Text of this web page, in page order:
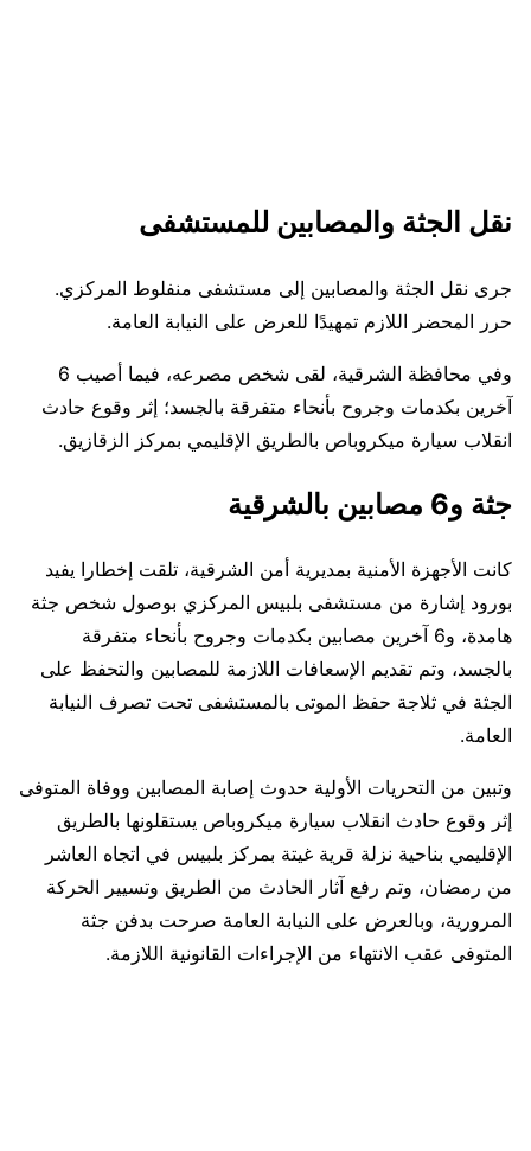
نقل الجثة والمصابين للمستشفى
جرى نقل الجثة والمصابين إلى مستشفى منفلوط المركزي.
حرر المحضر اللازم تمهيدًا للعرض على النيابة العامة.
وفي محافظة الشرقية، لقى شخص مصرعه، فيما أصيب 6
آخرين بكدمات وجروح بأنحاء متفرقة بالجسد؛ إثر وقوع حادث
انقلاب سيارة ميكروباص بالطريق الإقليمي بمركز الزقازيق.
جثة و6 مصابين بالشرقية
كانت الأجهزة الأمنية بمديرية أمن الشرقية، تلقت إخطارا يفيد
بورود إشارة من مستشفى بلبيس المركزي بوصول شخص جثة
هامدة، و6 آخرين مصابين بكدمات وجروح بأنحاء متفرقة
بالجسد، وتم تقديم الإسعافات اللازمة للمصابين والتحفظ على
الجثة في ثلاجة حفظ الموتى بالمستشفى تحت تصرف النيابة
العامة.
وتبين من التحريات الأولية حدوث إصابة المصابين ووفاة المتوفى
إثر وقوع حادث انقلاب سيارة ميكروباص يستقلونها بالطريق
الإقليمي بناحية نزلة قرية غيتة بمركز بلبيس في اتجاه العاشر
من رمضان، وتم رفع آثار الحادث من الطريق وتسيير الحركة
المرورية، وبالعرض على النيابة العامة صرحت بدفن جثة
المتوفى عقب الانتهاء من الإجراءات القانونية اللازمة.